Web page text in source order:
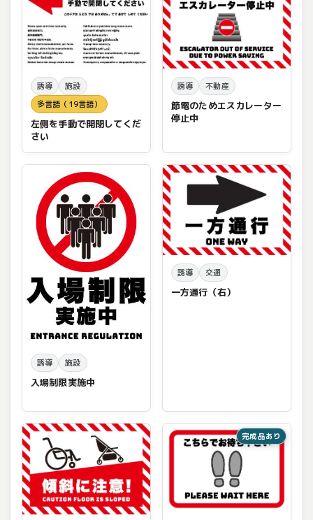
誘導
施設
多言語（19言語）
左側を手動で開閉してくだ
さい
誘導 不動産
節電のためエスカレーター
停止中
誘導 施設
入場制限実施中
誘導 交通
一方通行（右）
完成品あり